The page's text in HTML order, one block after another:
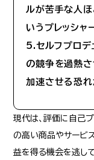
ルが苦手な人ほ
いうプレッシャ
5.セルフプロ
の競争を過熱
加速させる恐れ
現代は、評価に自己
の高い商品やサービ
益を得る機会を逃して